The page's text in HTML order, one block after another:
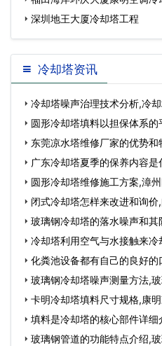
深圳地王大厦冷却塔工程
冷却塔资讯
冷却塔噪声治理技术分析,冷
圆形冷却塔填料以担保体系
却…东莞凉水塔维修厂家的优势
广东冷却塔夏季​的保养内容是
圆形冷却塔维修施工方案,漳
闭式冷却塔怎样来改进和询
玻璃钢冷却塔的落水噪声和
复…冷却塔利用空气与水接触来
塔…化粪池设备都有自己的良好
玻璃钢冷却塔噪声测量方法,
卡明冷却塔填料尺寸规格,康
填料是冷却塔的核心部件详
玻璃钢管道的功能特点介绍,